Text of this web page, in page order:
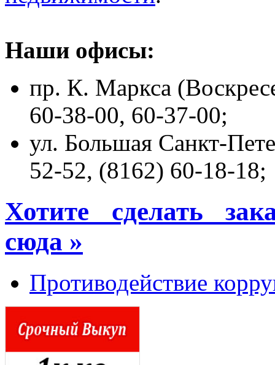
Наши офисы:
пр. К. Маркса
60-38-00, 60-37-00;
ул. Большая Санкт-
52-52, (8162) 60-18-18;
Хотите сделать
сюда »
Противодействие